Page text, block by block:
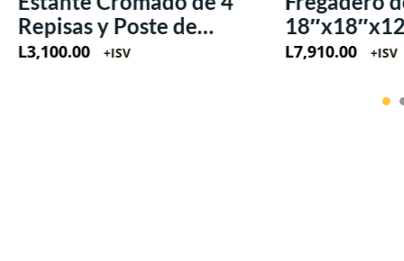
Repisas y Poste de
18″x48″x71″
L3,100.00 +ISV L7,910.00 +ISV